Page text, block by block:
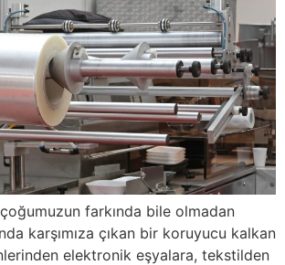
farkında bile olmadan
karşımıza çıkan bir koruyucu kalkan
elektronik eşyalara, tekstilden